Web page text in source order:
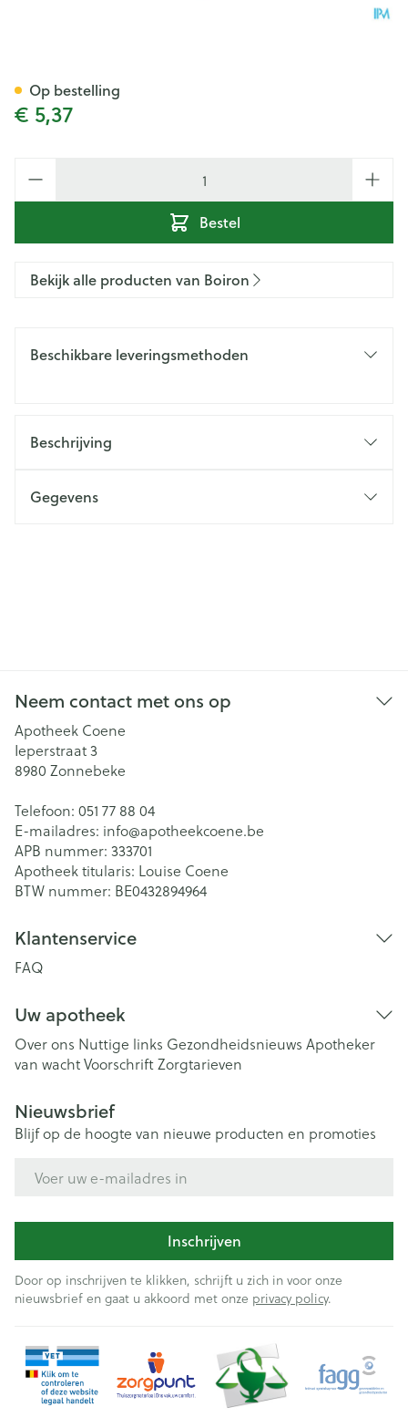
€ 5,37
Bestel
Op bestelling
Bekijk alle producten van Boiron
Beschikbare leveringsmethoden
Beschrijving
Gegevens
Neem contact met ons op
Apotheek Coene
Ieperstraat 3
8980 Zonnebeke
Telefoon: 051 77 88 04
E-mailadres: info@apotheekcoene.be
APB nummer: 333701
Apotheek titularis: Louise Coene
BTW nummer: BE0432894964
Klantenservice
FAQ
Uw apotheek
Over ons Nuttige links Gezondheidsnieuws Apotheker
van wachtVoorschriftZorgtarieven
Nieuwsbrief
Blijf op de hoogte van nieuwe producten en promoties
Inschrijven
Door op inschrijven te klikken, schrijft u zich in voor onze
nieuwsbrief en gaat u akkoord met onze privacy policy.